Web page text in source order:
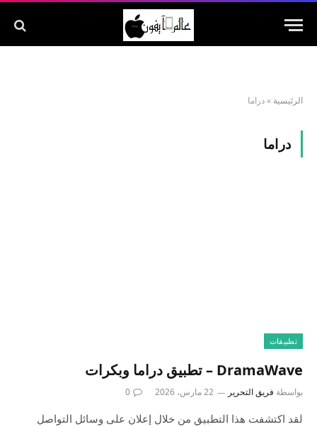
الرئيسية »دراما
دراما
تطبيقات
‎DramaWave – تطبيق دراما وبكرات
بواسطة فريق التحرير 22 مارس، 2026 0
لقد اكتشفت هذا التطبيق من خلال إعلان على وسائل التواصل